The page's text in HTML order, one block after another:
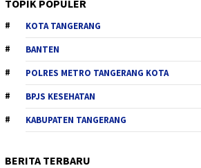
TOPIK POPULER
KOTA TANGERANG
BANTEN
POLRES METRO TANGERANG KOTA
BPJS KESEHATAN
KABUPATEN TANGERANG
BERITA TERBARU